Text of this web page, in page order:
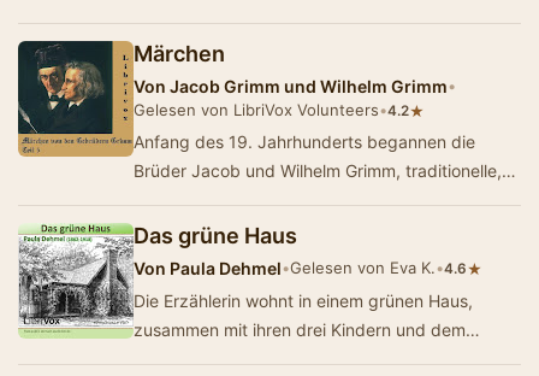
Märchen
Von Jacob Grimm und Wilhelm Grimm•
Gelesen von LibriVox Volunteers•4.2★
Anfang des 19. Jahrhunderts begannen die
Brüder Jacob und Wilhelm Grimm, traditionelle,
Das grüne Haus
Von Paula Dehmel•Gelesen von Eva K.•4.6★
Die Erzählerin wohnt in einem grünen Haus,
zusammen mit ihren drei Kindern und dem